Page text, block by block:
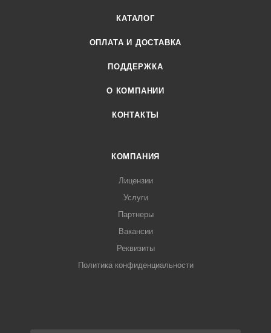
КАТАЛОГ
ОПЛАТА И ДОСТАВКА
ПОДДЕРЖКА
О КОМПАНИИ
КОНТАКТЫ
КОМПАНИЯ
Лицензии
Услуги
Партнеры
Вакансии
Реквизиты
Политика конфиденциальности